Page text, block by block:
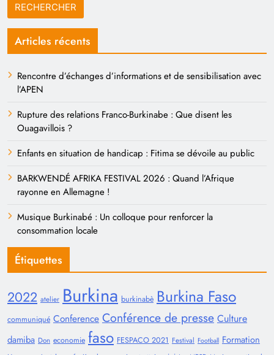
Articles récents
Rencontre d’échanges d’informations et de sensibilisation avec
l’APEN
Rupture des relations Franco-Burkinabe : Que disent les
Ouagavillois ?
Enfants en situation de handicap : Fitima se dévoile au public
BARKWENDÉ AFRIKA FESTIVAL 2026 : Quand l’Afrique
rayonne en Allemagne !
Musique Burkinabé : Un colloque pour renforcer la
consommation locale
Étiquettes
2022 atelier Burkina burkinabè Burkina Faso
communiqué Conference Conférence de presse Culture
damiba Don economie faso FESPACO 2021 Festival Football Formation